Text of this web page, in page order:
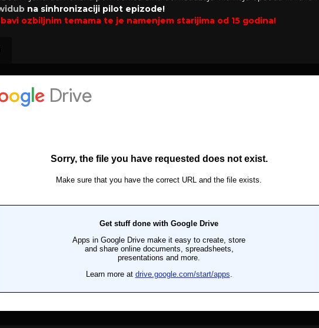
na sinhronizaciji pilot epizode!
ozbiljnim temama te je namenjem starijima od 15 godina!